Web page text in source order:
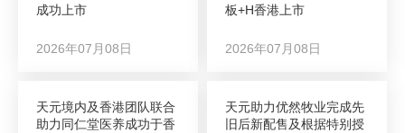
成功上市
2026年07月08日
板+H香港上市
2026年07月08日
天元境内及香港团队联合
助力同仁堂医养成功于香
天元助力优然牧业完成先
旧后新配售及根据特别授